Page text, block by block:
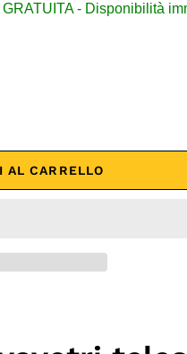
- Disponibilità
AL CARRELLO